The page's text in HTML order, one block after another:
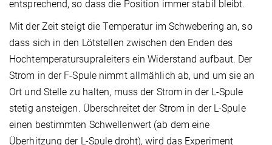
entsprechend, so dass die Position immer stabil bleibt.
Mit der Zeit steigt die Temperatur im Schwebering an, so
dass sich in den Lötstellen zwischen den Enden des
Hochtemperatursupraleiters ein Widerstand aufbaut. Der
Strom in der F-Spule nimmt allmählich ab, und um sie an
Ort und Stelle zu halten, muss der Strom in der L-Spule
stetig ansteigen. Überschreitet der Strom in der L-Spule
einen bestimmten Schwellenwert (ab dem eine
Überhitzung der L-Spule droht), wird das Experiment